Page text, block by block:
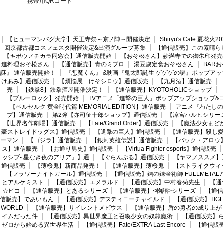
【ヒューマンバグ大学】天王寺祭～京ノ陣～開催決定
Shiryu's Cafe 夏花火
回京都古都コスフェスタ開催決定&出演グループ募集
【通信販売】この素晴
【キボウノチカラ同窓会】通信販売開始
【おそ松さん】妙満寺での御朱印発売
進料理おそ松さん
【通信販売】青のミブロ 湯豆腐定食おそ松さん
BAR
謎』 通信販売開始！
『悪魔くん』 &映画『鬼太郎誕生 ゲゲゲの謎』ポップア
けあみ】通信販売
【煩悩展 けそシロウ】通信販売 【九月酒】通信販売
売
【鉄拳8】鉄拳酒屋開催決定！ 【通信販売】KYOTOHOLiCショップ
【ブルーロック】発売開始
TVアニメ「進撃の巨人」ポップアップショップ&
【ベルセルク 黄金時代篇 MEMORIAL EDITION】通信販売
アニメ『わたし
プ】通信販売
第2弾【赤司征十郎ショップ】通信販売
【涼宮ハルヒシリ
【世界名作劇場】通信販売
【Fate/Grand Order】通信販売
【魔法少女ま
豪ストレイドッグス】通信販売
【進撃の巨人】通信販売
【通信販売】殺し愛
ーマン
【ゴジラ】通信販売 【銀河英雄伝説】通信販売
【バック・アロウ
ス】通信販売
【お通り男史】通信販売
【Virtua Fighter esports】通信販売
ッシブ- 星なき夜のアリア』】通
【ぐらんぶる】通信販売
【ヤマノススメ
通信販売
【薄桜鬼】新商品発売！ 【通信販売】薄桜鬼
【ストライクウ
【フラワーナイトガール】通信販売
【通信販売】鋼の錬金術師 FULLMETAL
とアルケミスト
【通信販売】エメラルド 【通信販売】中村春菊先生
【
☆ピコ
【通信販売】とあるシリーズ 【通信販売】<物語>シリーズ
【通
信販売】であいもん
【通信販売】デスティニーチャイルド
【通信販売】
WORLD
【通信販売】サイレントメビウス
【通信販売】盾の勇者の成り上が
イムだった件
【通信販売】異世界魔王と召喚少女の奴隷魔術
【通信販売】
ゼロから始める異世界生活
【通信販売】Fate/EXTRA Last Encore
【通信